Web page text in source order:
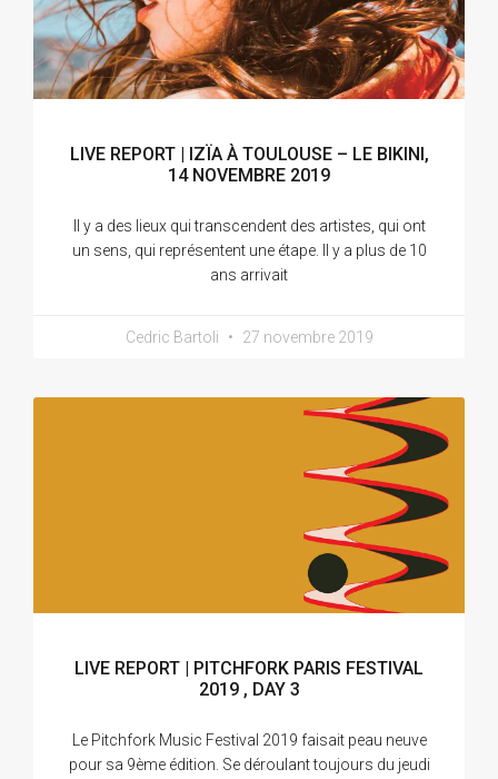
LIVE REPORT | IZÏA À TOULOUSE – LE BIKINI,
14 NOVEMBRE 2019
Il y a des lieux qui transcendent des artistes, qui ont
un sens, qui représentent une étape. Il y a plus de 10
ans arrivait
Cedric Bartoli 27 novembre 2019
LIVE REPORT | PITCHFORK PARIS FESTIVAL
2019 , DAY 3
Le Pitchfork Music Festival 2019 faisait peau neuve
pour sa 9ème édition. Se déroulant toujours du jeudi